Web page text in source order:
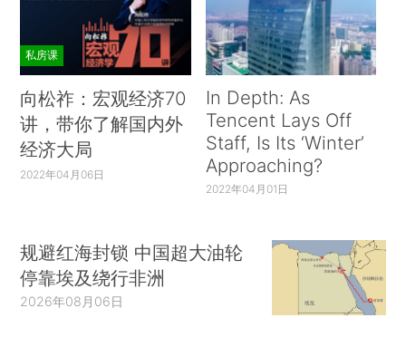
私房课
向松祚：宏观经济70
讲，带你了解国内外
经济大局
2022年04月06日
In Depth: As
Tencent Lays Off
Staff, Is Its ‘Winter’
Approaching?
2022年04月01日
规避红海封锁 中国超大油轮
停靠埃及绕行非洲
2026年08月06日